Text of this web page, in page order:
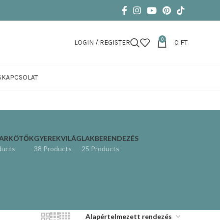
LOGIN / REGISTER 0 0 FT
KAPCSOLAT
GYEREKVILÁG
38 Products
LAKBERENDEZÉS
25 Products